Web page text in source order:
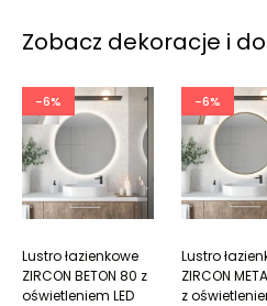
Zobacz dekoracje i
-6%
Lustro łazienkowe
ZIRCON BETON 80 z
oświetleniem LED
-6%
Lustro
ZIRCON
z